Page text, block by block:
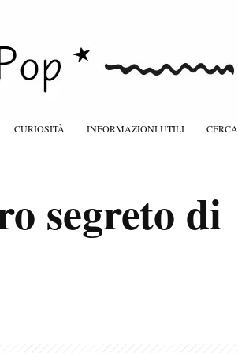
CURIOSITÀ INFORMAZIONI UTILI CERCA
segreto di